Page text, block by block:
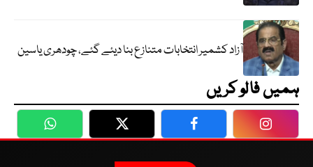
آزاد کشمیر انتخابات متنازع بنا دیئے گئے، چودھری یاسین
ہمیں فالو کریں
WhatsApp Twitter Facebook